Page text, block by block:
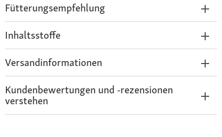
Fütterungsempfehlung
Inhaltsstoffe
Versandinformationen
Kundenbewertungen und -rezensionen
verstehen